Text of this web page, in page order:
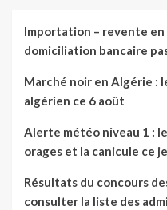
Importation – revente en
domiciliation bancaire
Marché noir en Algérie :
algérien ce 6 août
Alerte météo niveau 1 :
orages et la canicule ce
Résultats du concours
consulter la liste des